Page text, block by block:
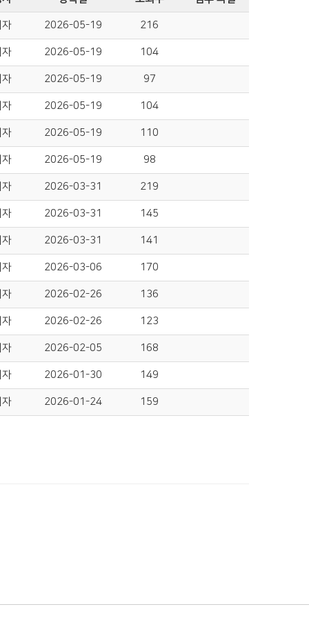
2026-05-19 216
2026-05-19 104
2026-05-19 97
2026-05-19 104
2026-05-19 110
2026-05-19 98
2026-03-31 219
2026-03-31 145
2026-03-31 141
2026-03-06 170
2026-02-26 136
2026-02-26 123
2026-02-05 168
2026-01-30 149
2026-01-24 159